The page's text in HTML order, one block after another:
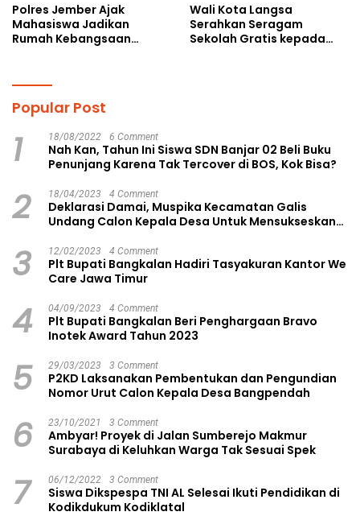
Polres Jember Ajak
Mahasiswa Jadikan
Rumah Kebangsaan
Wali Kota Langsa
Serahkan Seragam
Sekolah Gratis kepada
Popular Post
1 18/08/2022 6 Comment
Nah Kan, Tahun Ini Siswa SDN Banjar 02 Beli Buku
Penunjang Karena Tak Tercover di BOS, Kok Bisa?
2 18/04/2023 4 Comment
Deklarasi Damai, Muspika Kecamatan Galis
Undang Calon Kepala Desa Untuk Mensukseskan
3 12/02/2023 4 Comment
Plt Bupati Bangkalan Hadiri Tasyakuran Kantor We
Care Jawa Timur
4 04/09/2023 4 Comment
Plt Bupati Bangkalan Beri Penghargaan Bravo
Inotek Award Tahun 2023
5 29/03/2023 3 Comment
P2KD Laksanakan Pembentukan dan Pengundian
Nomor Urut Calon Kepala Desa Bangpendah
6 23/10/2021 3 Comment
Ambyar! Proyek di Jalan Sumberejo Makmur
Surabaya di Keluhkan Warga Tak Sesuai Spek
7 06/12/2022 3 Comment
Siswa Dikspespa TNI AL Selesai Ikuti Pendidikan di
Kodikdukum Kodiklatal